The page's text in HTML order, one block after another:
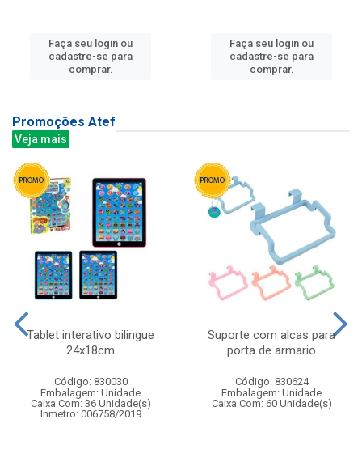
Faça seu login ou
cadastre-se para
comprar.
Faça seu login ou
cadastre-se para
comprar.
Promoções Atef
Veja mais
Tablet interativo bilingue
24x18cm
Código: 830030
Embalagem: Unidade
Caixa Com: 36 Unidade(s)
Inmetro: 006758/2019
Suporte com alcas para
porta de armario
Código: 830624
Embalagem: Unidade
Caixa Com: 60 Unidade(s)